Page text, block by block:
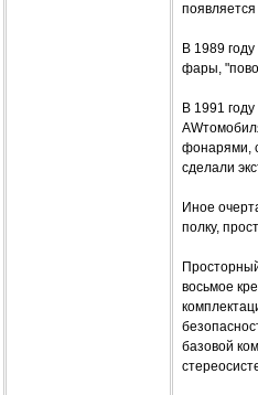
В 1989
фары,
В 1991
фонарями,
сделали
Иное
полку,
восьмое
базовой